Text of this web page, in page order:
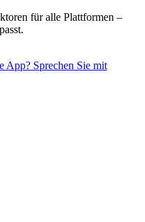
für alle Plattformen –
App? Sprechen Sie mit